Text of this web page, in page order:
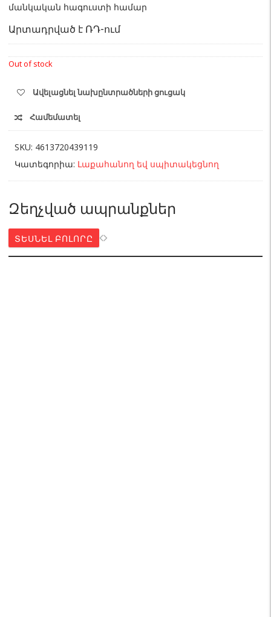
մանկական հագուստի համար
Արտադրված է ՌԴ-ում
Out of stock
Ավելացնել նախընտրածների ցուցակ
Համեմատել
SKU: 4613720439119
Կատեգորիա: Լաքահանող եվ սպիտակեցնող
Զեղչված ապրանքներ
ՏԵՍՆԵԼ ԲՈԼՈՐԸ